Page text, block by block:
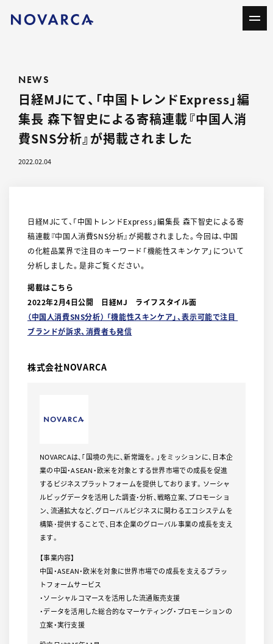
NEWS
日経MJにて、「中国トレンドExpress」編
集長 森下智史による寄稿連載『中国人消
費SNS分析』が掲載されました
2022.02.04
日経MJにて、「中国トレンドExpress」編集長 森下智史による寄
稿連載『中国人消費SNS分析』が掲載されました。今回は、中国
の化粧品業界で注目のキーワード「機能性スキンケア」について
分析しました。是非ご覧ください。
掲載はこちら
2022年2月4日公開 日経MJ ライフスタイル面
（中国人消費SNS分析） 「機能性スキンケア」、表示可能で注目
ブランドが訴求、消費者も発信
株式会社NOVARCA
NOVARCAは、｢国境の先に、新常識を。｣をミッションに、日本企
業の中国・ASEAN・欧米を対象とする世界市場での成長を促進
するビジネスプラットフォームを提供しております。ソーシャ
ルビッグデータを活用した調査･分析、戦略立案、プロモーショ
ン、流通拡大など、グローバルビジネスに関わるエコシステムを
構築･提供することで、日本企業のグローバル事業の成長を支え
ます。
【事業内容】
中国・ASEAN・欧米を対象に世界市場での成長を支えるプラッ
トフォームサービス
・ソーシャルコマースを活用した流通販売支援
・データを活用した総合的なマーケティング・プロモーションの
立案・実行支援